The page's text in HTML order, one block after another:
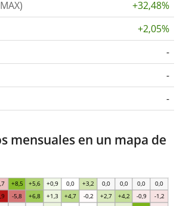
+32,48%
+2,05%
-
-
-
mensuales en un mapa de
-5,8 +6,8 +1,3 +4,7 -0,2 +2,7 +4,2 -0,9 -1,2
+8,5 +5,6 +0,9 0,0 +3,2 0,0 0,0 0,0 0,0